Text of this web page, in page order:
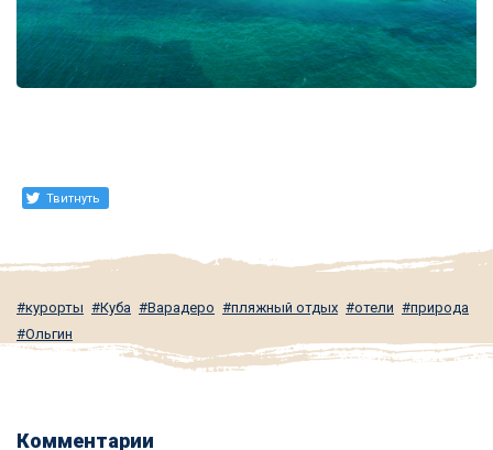
Твитнуть
курорты Куба Варадеро пляжный отдых отели
природа
Ольгин
Комментарии